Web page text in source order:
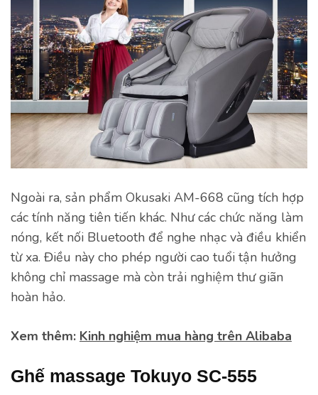
Ngoài ra, sản phẩm Okusaki AM-668 cũng tích hợp
các tính năng tiên tiến khác. Như các chức năng làm
nóng, kết nối Bluetooth để nghe nhạc và điều khiển
từ xa. Điều này cho phép người cao tuổi tận hưởng
không chỉ massage mà còn trải nghiệm thư giãn
hoàn hảo.
Xem thêm: Kinh nghiệm mua hàng trên Alibaba
Ghế massage Tokuyo SC-555